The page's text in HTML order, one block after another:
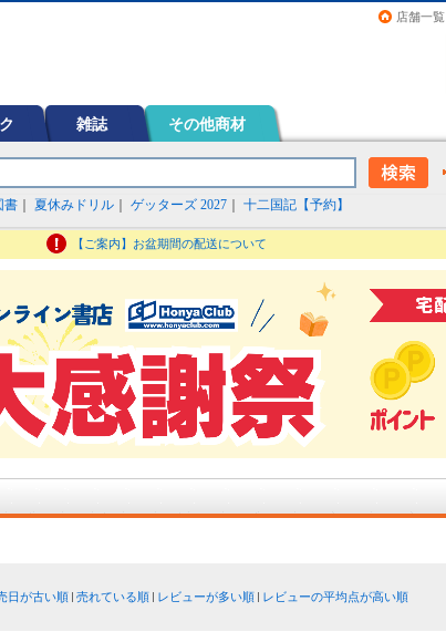
店舗一覧
雑誌 その他商材
書 夏休みドリル ゲッターズ 2027 十二国記【予約】
【ご案内】お盆期間の配送について
日が古い順 売れている順 レビューが多い順
レビューの平均点が高い順